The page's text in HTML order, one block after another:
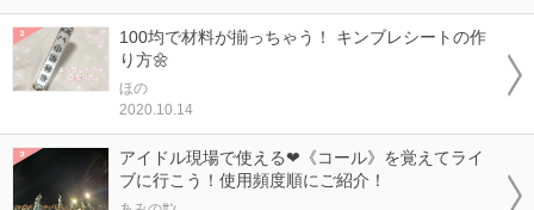
100均で材料が揃っちゃう！ キンブレシートの作
り方🌼
ほの
2020.10.14
アイドル現場で使える❤《コール》を覚えてライ
ブに行こう！使用頻度順にご紹介！